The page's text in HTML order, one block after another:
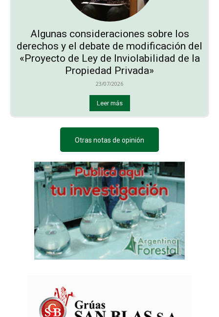
Algunas consideraciones sobre los
derechos y el debate de modificación del
«Proyecto de Ley de Inviolabilidad de la
Propiedad Privada»
23/07/2026
Leer más
Otras notas de opinión